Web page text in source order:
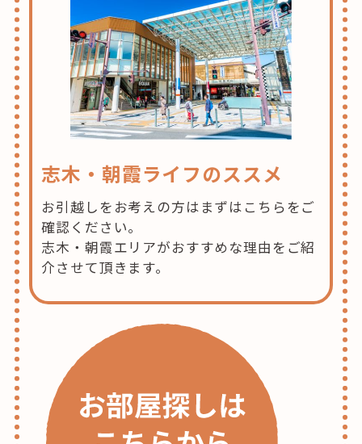
志木・朝霞ライフのススメ
お引越しをお考えの方はまずはこちらをご
確認ください。
志木・朝霞エリアがおすすめな理由をご紹
介させて頂きます。